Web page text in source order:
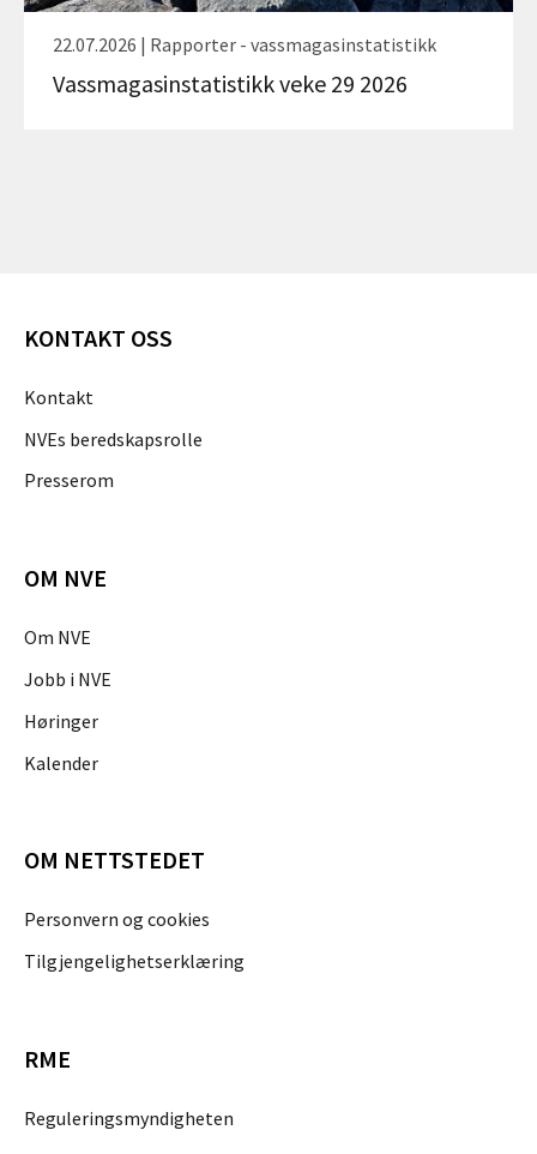
22.07.2026 | Rapporter - vassmagasinstatistikk
Vassmagasinstatistikk veke 29 2026
KONTAKT OSS
Kontakt
NVEs beredskapsrolle
Presserom
OM NVE
Om NVE
Jobb i NVE
Høringer
Kalender
OM NETTSTEDET
Personvern og cookies
Tilgjengelighetserklæring
RME
Reguleringsmyndigheten